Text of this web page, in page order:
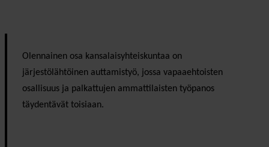
Olennainen osa kansalaisyhteiskuntaa on
järjestölähtöinen auttamistyö, jossa vapaaehtoisten
osallisuus ja palkattujen ammattilaisten työpanos
täydentävät toisiaan.